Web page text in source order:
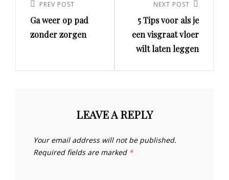
navigation
Previous
Post
PREV POST
Ga weer op pad
zonder zorgen
Post
NEXT POST
5 Tips voor als je
een visgraat vloer
wilt laten leggen
LEAVE A REPLY
Your email address will not be published.
Required fields are marked *